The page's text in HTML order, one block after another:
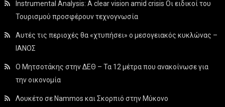
Instrumental Analysis: A clear vision amid crisis Οι ειδικοί του
Τουρισμού προσφέρουν τεχνογνωσία
Αυτές τις περιοχές θα «χτυπήσει» ο μεσογειακός κυκλώνας –
ΙΑΝΟΣ
Ο Μητσοτάκης στην ΔΕΘ – Τα 12 μέτρα που ανακοίνωσε για
την οικονομία
Λουκέτο σε Nammos και Σκορπιό στην Μύκονο